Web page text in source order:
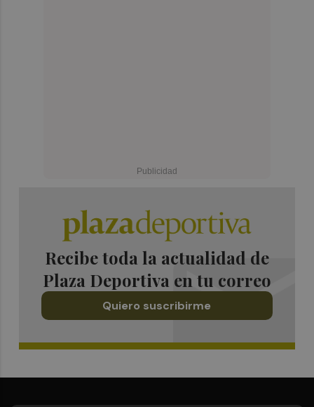
Recibe toda la actualidad de
Plaza Deportiva en tu correo
Quiero suscribirme